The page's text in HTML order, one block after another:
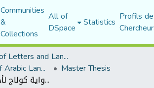
Communities
&
Collections
All of
DSpace Statistics Profils
Faculty of Letters and Languages
Department of Arabic Language and Literature Master Thesis
تداخل الأجناس الأدبية في رواية كولاج لأحمد عبد الكريم